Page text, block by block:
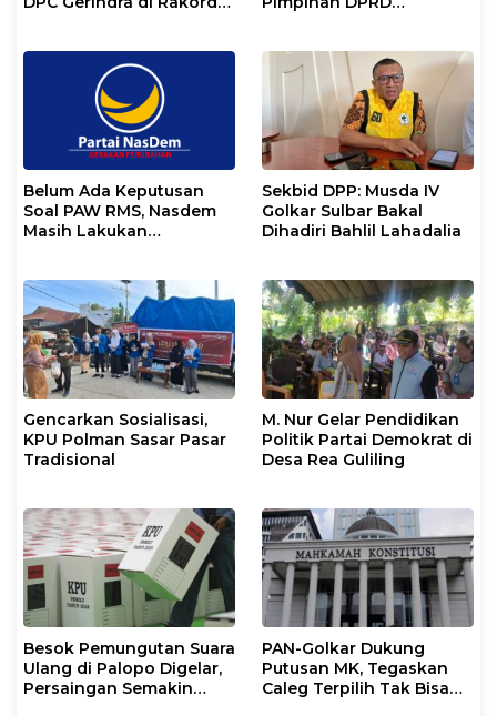
Belum Ada Keputusan
Soal PAW RMS, Nasdem
Masih Lakukan
Sekbid DPP: Musda IV
Golkar Sulbar Bakal
Dihadiri Bahlil Lahadalia
Gencarkan Sosialisasi,
KPU Polman Sasar Pasar
Tradisional
M. Nur Gelar Pendidikan
Politik Partai Demokrat di
Desa Rea Guliling
Besok Pemungutan Suara
Ulang di Palopo Digelar,
Persaingan Semakin
PAN-Golkar Dukung
Putusan MK, Tegaskan
Caleg Terpilih Tak Bisa